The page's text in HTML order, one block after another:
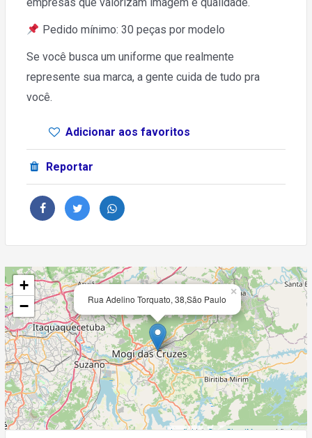
empresas que valorizam imagem e qualidade.
Pedido mínimo: 30 peças por modelo
Se você busca um uniforme que realmente
represente sua marca, a gente cuida de tudo pra
você.
Adicionar aos favoritos
Reportar
Rua Adelino Torquato, 38,São Paulo
×
+
−
Leaflet| ©OpenStreetMapcontributors